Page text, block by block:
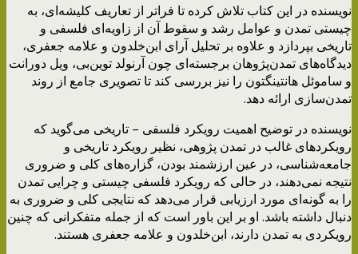
نویسنده در این کتاب تلاش کرده تا فراتر از تعاریف کلیشه‌ای، به
چیستی تمدن و عوامل رشد و سقوط آن از زاویه‌ای فلسفی و
تاریخی بپردازد و علاوه بر تحلیل آرای ابن‌خلدون و علامه جعفری،
دیدگاه‌های تمدن‌پژوهان برجسته‌ای چون آرنولد توین‌بی، ویل دورانت
و ساموئل هانتینگتون را نیز بررسی کند تا تصویری جامع از روند
تمدن‌سازی ارائه دهد.
نویسنده در توضیح اهمیت رویکرد فلسفی – تاریخی می‌گوید که
رویکردهای غالب در تمدن پژوهی، نظیر رویکرد تاریخی و
جامعه‌شناسی، در عین ارزشمند بودن، گزاره‌های کلی و ضروری
نتیجه نمی‌دهند، در حالی که رویکرد فلسفی چیستی و چرایی تمدن
را به گونه‌ای مورد ارزیابی قرار می‌دهد که نتایجی کلی و ضروری به
دنبال داشته باشد. او بر این باور است که از جمله متفکرانی که چنین
رویکردی به تمدن دارند، ابن‌خلدون و علامه‌ جعفری هستند.